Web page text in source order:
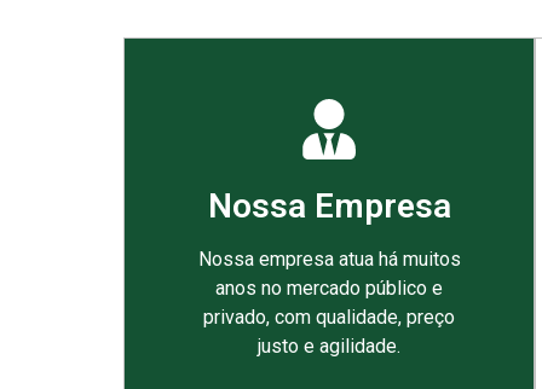
Nossa Empresa
Nossa empresa atua há muitos
anos no mercado público e
privado, com qualidade, preço
justo e agilidade.